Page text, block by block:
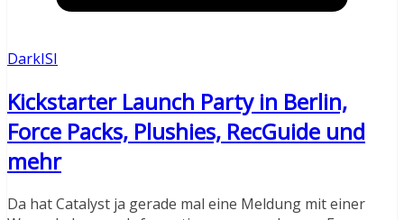
DarkISI
Kickstarter Launch Party in Berlin,
Force Packs, Plushies, RecGuide und
mehr
Da hat Catalyst ja gerade mal eine Meldung mit einer